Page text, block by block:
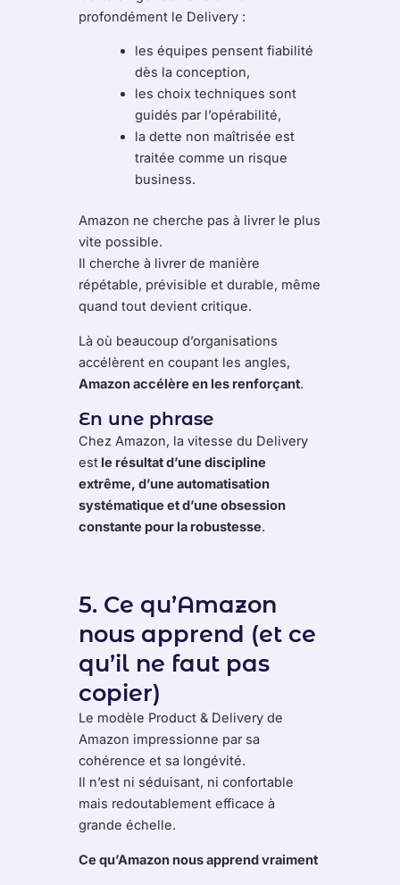
profondément le Delivery :
les équipes pensent fiabilité
dès la conception,
les choix techniques sont
guidés par l’opérabilité,
la dette non maîtrisée est
traitée comme un risque
business.
Amazon ne cherche pas à livrer le plus
vite possible.
Il cherche à livrer de manière
répétable, prévisible et durable, même
quand tout devient critique.
Là où beaucoup d’organisations
accélèrent en coupant les angles,
Amazon accélère en les renforçant.
En une phrase
Chez Amazon, la vitesse du Delivery
estle résultat d’une discipline
extrême, d’une automatisation
systématique et d’une obsession
constante pour la robustesse.
5. Ce qu’Amazon
nous apprend (et ce
qu’il ne faut pas
copier)
Le modèle Product & Delivery de
Amazon impressionne par sa
cohérence et sa longévité.
Il n’est ni séduisant, ni confortable
mais redoutablement efficace à
grande échelle.
Ce qu’Amazon nous apprend vraiment